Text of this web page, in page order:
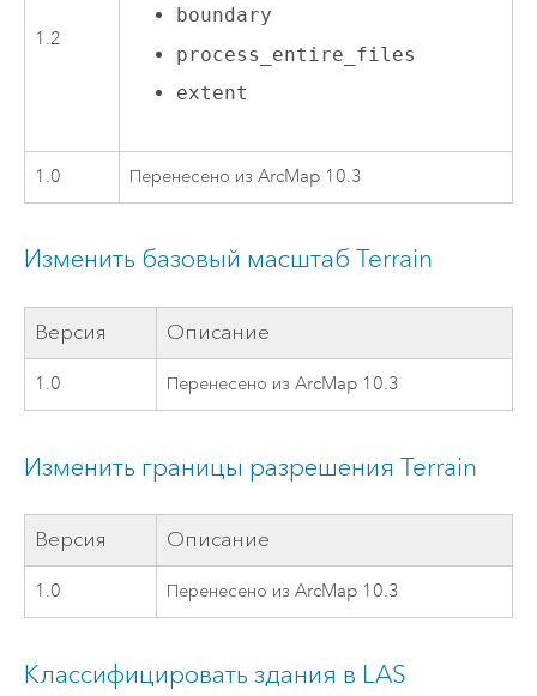
1.2
boundary
process_entire_files
extent
1.0 Перенесено из ArcMap 10.3
Изменить базовый масштаб Terrain
Версия Описание
1.0 Перенесено из ArcMap 10.3
Изменить границы разрешения Terrain
Версия Описание
1.0 Перенесено из ArcMap 10.3
Классифицировать здания в LAS